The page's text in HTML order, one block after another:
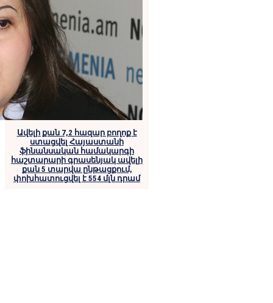
Ավելի քան 7,2 հազար բողոք է
ստացվել Հայաստանի
ֆինանսական համակարգի
հաշտարարի գրասենյակ ավելի
քան 5 տարվա ընթացքում,
փոխհատուցվել է 554 մլն դրամ